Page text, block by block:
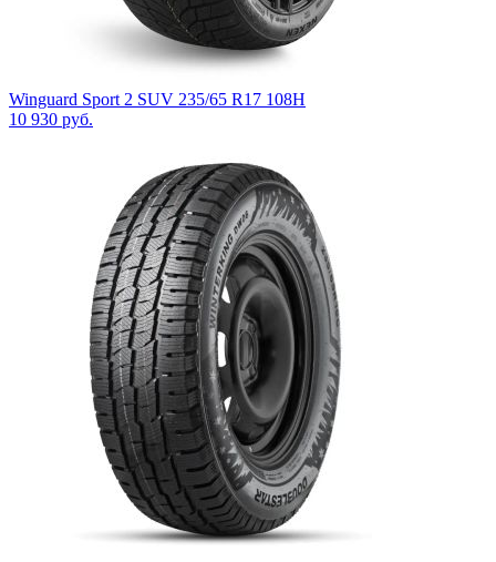
Winguard Sport 2 SUV 235/65 R17 108H
10 930 руб.